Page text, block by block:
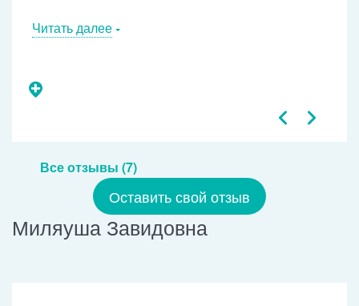
Читать далее
Все отзывы (7)
Оставить свой отзыв
Миляуша Завидовна